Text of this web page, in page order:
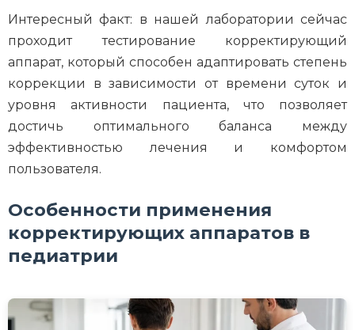
Интересный факт: в нашей лаборатории сейчас
проходит тестирование корректирующий
аппарат, который способен адаптировать степень
коррекции в зависимости от времени суток и
уровня активности пациента, что позволяет
достичь оптимального баланса между
эффективностью лечения и комфортом
пользователя.
Особенности применения
корректирующих аппаратов в
педиатрии